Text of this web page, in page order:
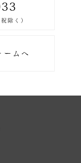
ームへ